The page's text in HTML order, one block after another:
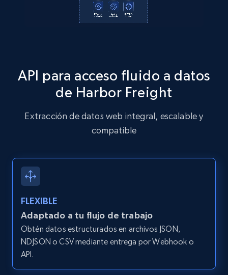
375+ Prueba gratuita
Amazon products global dataset - Collects
products by specific category URL
Title, Seller name, Brand, Description, Initial
price, Currency, Availability, Reviews count, and
more.
Amazon products global dataset -
Collecting products by keyword search
Title, Seller name, Brand, Description, Initial
price, Currency, Availability, Reviews count, and
more.
API para acceso fluido a datos
de Harbor Freight
Extracción de datos web integral, escalable y
compatible
FLEXIBLE
Adaptado a tu flujo de trabajo
Obtén datos estructurados en archivos JSON,
NDJSON o CSV mediante entrega por Webhook o
API.